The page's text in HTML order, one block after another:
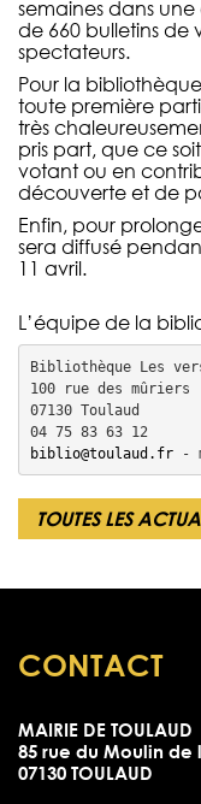
semaines dans
de 660 bulletins de
spectateurs.
Pour la
toute première
très
pris part, que ce
votant ou en
découverte et de
Enfin, pour
sera diffusé
11 avril.
L’équipe de la
Bibliothèque Les
100 rue des mûriers
07130 Toulaud
biblio@toulaud.fr -
TOUTES LES
CONTACT
MAIRIE DE TOULAUD
85 rue du Moulin de
07130 TOULAUD